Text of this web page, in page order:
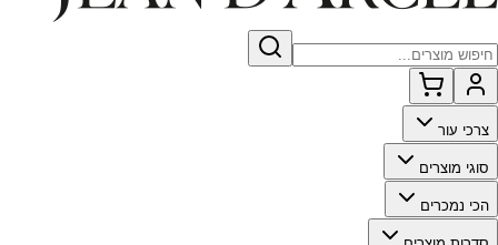
צרכי עור
סוגי מוצרים
הכי נמכרים